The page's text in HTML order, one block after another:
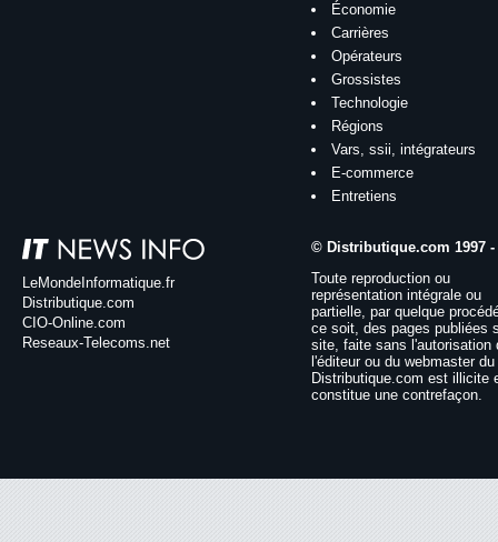
Économie
Carrières
Opérateurs
Grossistes
Technologie
Régions
Vars, ssii, intégrateurs
E-commerce
Entretiens
LeMondeInformatique.fr
Distributique.com
CIO-Online.com
Reseaux-Telecoms.net
© Distributique.com 1997 -
Toute reproduction ou
représentation intégrale ou
partielle, par quelque
ce soit, des pages publiées
site, faite sans l'autorisation
l'éditeur ou du webmaster
Distributique.com est illicite
constitue une contrefaçon.